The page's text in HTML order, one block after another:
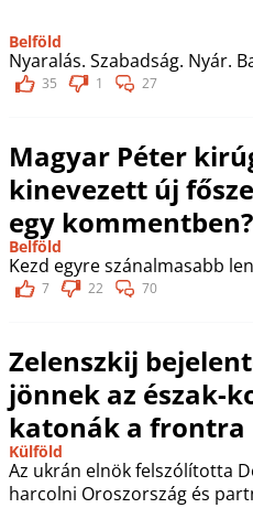
Belföld
Nyaralás. Szabadság. Nyár.
35 1 27
Magyar Péter
kinevezett új
egy kommentben?
Belföld
Kezd egyre szánalmasabb
7 22 70
Zelenszkij
jönnek az észak-
katonák a frontra
Külföld
Az ukrán elnök felszólította
harcolni Oroszország és